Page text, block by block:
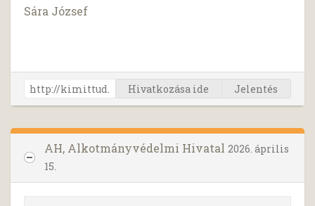
Sára József
Hivatkozása ide Jelentés
AH, Alkotmányvédelmi Hivatal 2026. április
15.